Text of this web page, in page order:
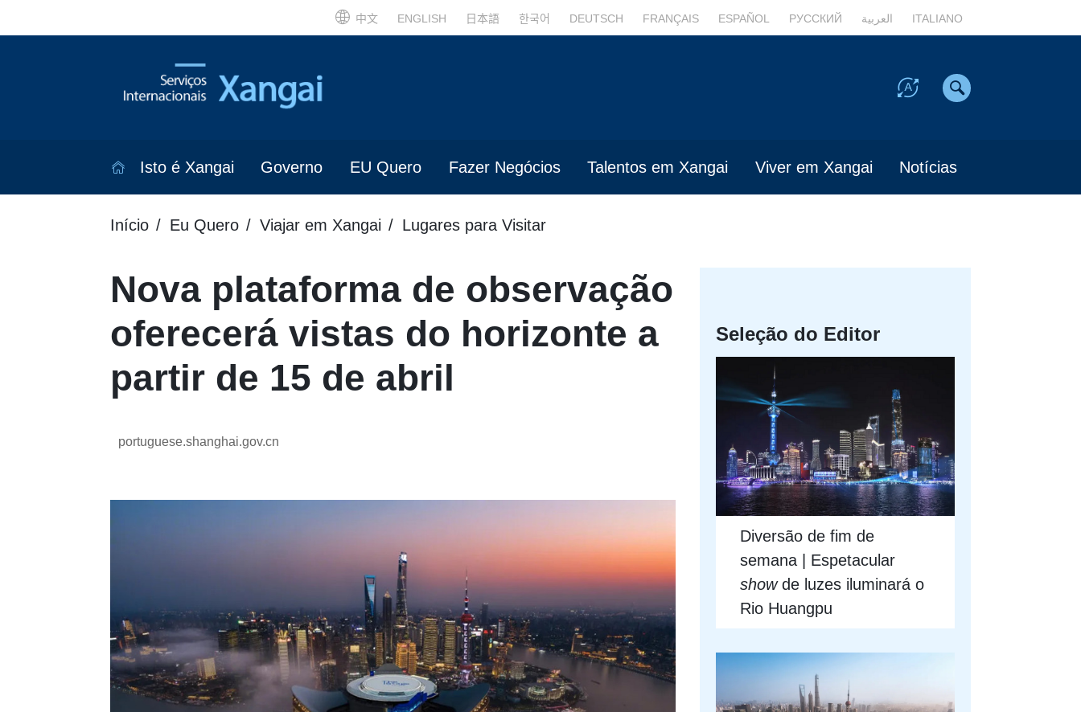
中文 ENGLISH 日本語 한국어 DEUTSCH FRANÇAIS ESPAÑOL РУССКИЙ العربية ITALIANO
Isto é Xangai Governo EU Quero Fazer Negócios Talentos em Xangai Viver em Xangai Notícias
Início Eu Quero Viajar em Xangai Lugares para Visitar
Nova plataforma de observação
oferecerá vistas do horizonte a
partir de 15 de abril
portuguese.shanghai.gov.cn
Seleção do Editor
Diversão de fim de
semana | Espetacular
showde luzes iluminará o
Rio Huangpu